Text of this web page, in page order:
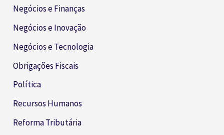
Negócios e Finanças
Negócios e Inovação
Negócios e Tecnologia
Obrigações Fiscais
Política
Recursos Humanos
Reforma Tributária